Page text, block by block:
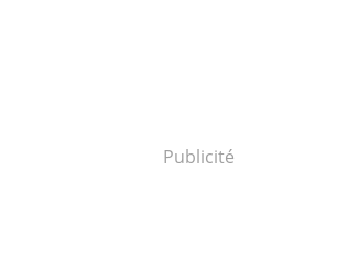
Publicité